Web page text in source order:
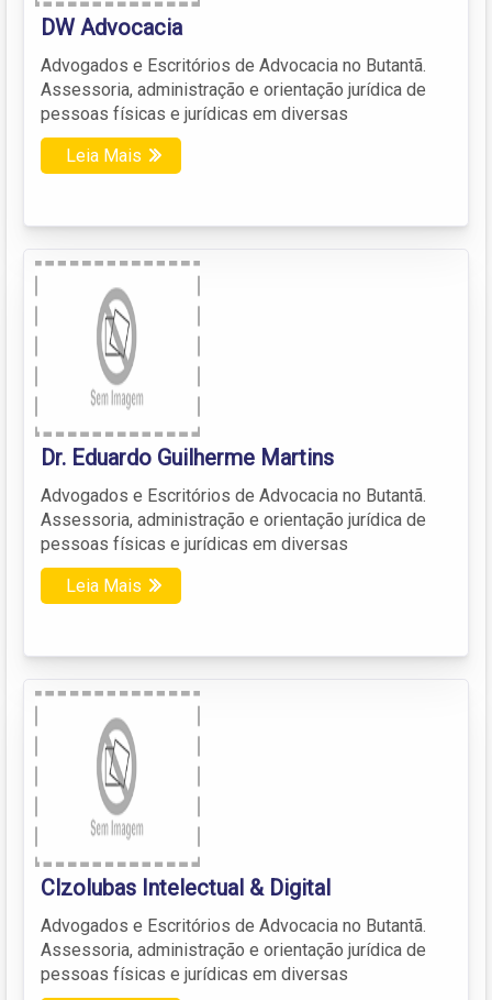
DW Advocacia
Advogados e Escritórios de Advocacia no Butantã.
Assessoria, administração e orientação jurídica de
pessoas físicas e jurídicas em diversas
Leia Mais
Dr. Eduardo Guilherme Martins
Advogados e Escritórios de Advocacia no Butantã.
Assessoria, administração e orientação jurídica de
pessoas físicas e jurídicas em diversas
Leia Mais
Clzolubas Intelectual & Digital
Advogados e Escritórios de Advocacia no Butantã.
Assessoria, administração e orientação jurídica de
pessoas físicas e jurídicas em diversas